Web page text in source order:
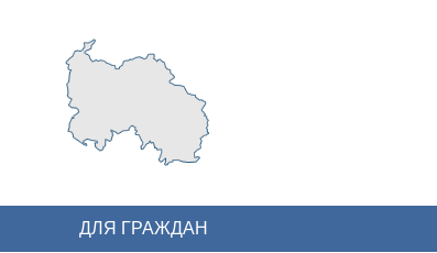
ДЛЯ ГРАЖДАН